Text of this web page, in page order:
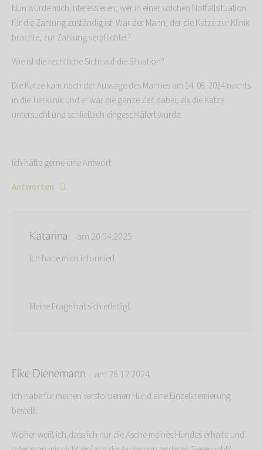
Nun würde mich interessieren, wer in einer solchen Notfallsituation
für die Zahlung zuständig ist. War der Mann, der die Katze zur Klinik
brachte, zur Zahlung verpflichtet?
Wie ist die rechtliche Sicht auf die Situation?
Die Katze kam nach der Aussage des Mannes am 14. 08. 2024 nachts
in die Tierklinik und er war die ganze Zeit dabei, als die Katze
untersucht und schließlich eingeschläfert wurde.
Ich hätte gerne eine Antwort.
Antworten
Katarina am 20.04.2025
Ich habe mich informiert.
Meine Frage hat sich erledigt.
Elke Dienemann am 26.12.2024
Ich habe für meinen verstorbenen Hund eine Einzelkremierung
bestellt.
Woher weiß ich,dass ich nur die Asche meines Hundes erhalte und